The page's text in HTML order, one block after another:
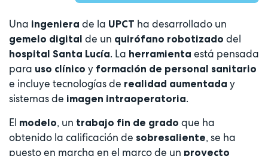
Una ingeniera de la UPCT ha desarrollado un
gemelo digital de un quirófano robotizado del
hospital Santa Lucía. La herramienta está pensada
para uso clínico y formación de personal sanitario
e incluye tecnologías de realidad aumentada y
sistemas de imagen intraoperatoria.
El modelo, un trabajo fin de grado que ha
obtenido la calificación de sobresaliente, se ha
puesto en marcha en el marco de un proyecto